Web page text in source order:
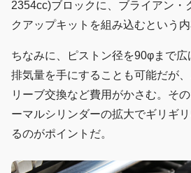
2354cc)ブロックに、ブライアン・
クアップキットを組み込むという内
ちなみに、ピストン径を90φまで
排気量を手にすることも可能だが
リーブ交換など費用がかさむ。そ
ーマルシリンダーの拡大でギリギ
るのがポイントだ。